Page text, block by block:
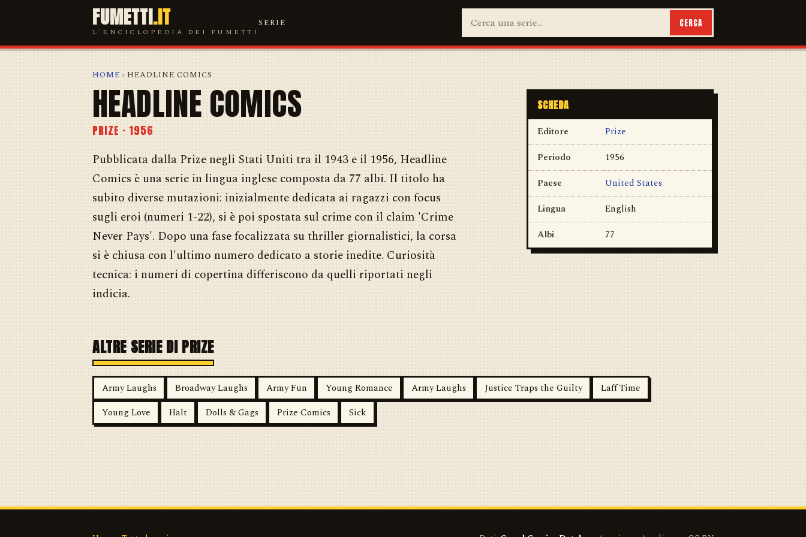
FUMETTI.IT
L'ENCICLOPEDIA DEI FUMETTI
SERIE CERCA
HOME › HEADLINE COMICS
HEADLINE COMICS
PRIZE · 1956
Pubblicata dalla Prize negli Stati Uniti tra il 1943 e il 1956, Headline
Comics è una serie in lingua inglese composta da 77 albi. Il titolo ha
subito diverse mutazioni: inizialmente dedicata ai ragazzi con focus
sugli eroi (numeri 1-22), si è poi spostata sul crime con il claim 'Crime
Never Pays'. Dopo una fase focalizzata su thriller giornalistici, la corsa
si è chiusa con l'ultimo numero dedicato a storie inedite. Curiosità
tecnica: i numeri di copertina differiscono da quelli riportati negli
indicia.
SCHEDA
Editore
Prize
Periodo
1956
Paese
United States
Lingua
English
Albi
77
ALTRE SERIE DI PRIZE
Army Laughs Broadway Laughs Army Fun Young Romance Army Laughs Justice Traps the Guilty
Laff Time
Young Love
Halt Dolls & Gags Prize Comics Sick